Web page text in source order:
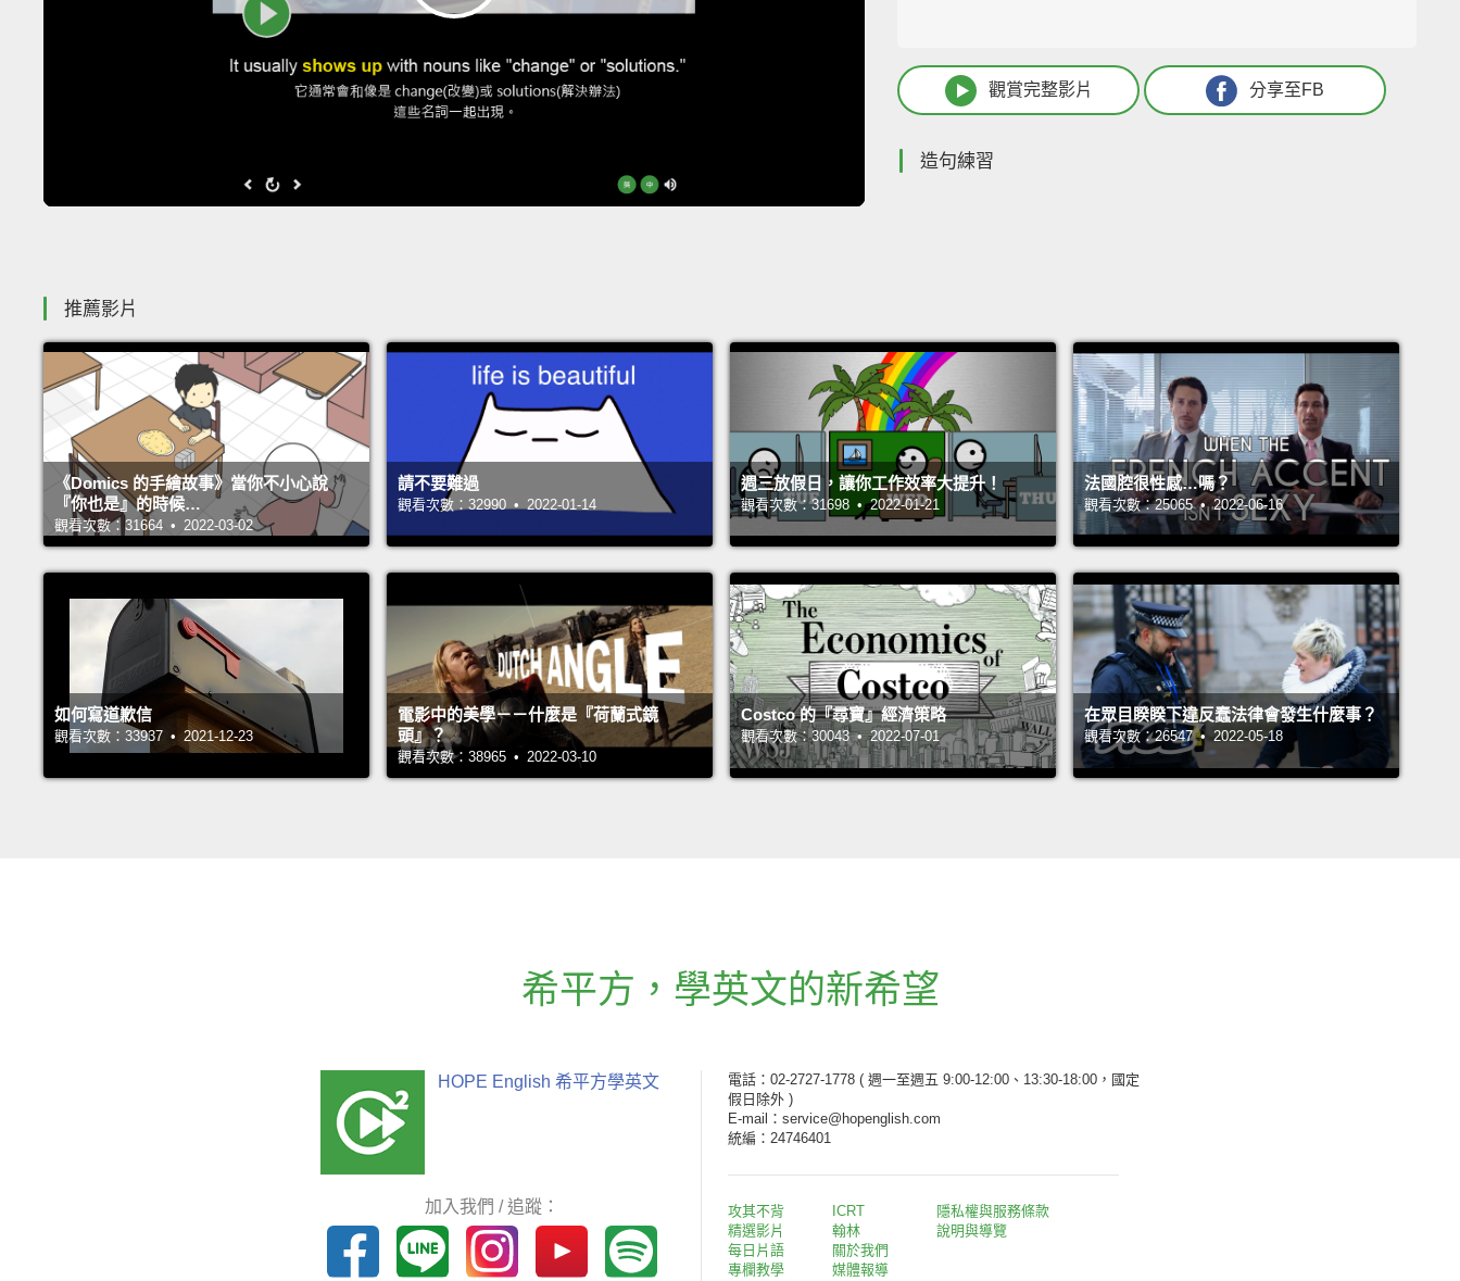
觀賞完整影片 分享至FB
造句練習
推薦影片
《Domics 的手繪故事》當你不小心說
『你也是』的時候…
觀看次數：31664 • 2022-03-02
請不要難過
觀看次數：32990 • 2022-01-14
週三放假日，讓你工作效率大提升！
觀看次數：31698 • 2022-01-21
法國腔很性感…嗎？
觀看次數：25065 • 2022-06-16
如何寫道歉信
觀看次數：33937 • 2021-12-23
電影中的美學－－什麼是『荷蘭式鏡
頭』？
觀看次數：38965 • 2022-03-10
Costco 的『尋寶』經濟策略
觀看次數：30043 • 2022-07-01
在眾目睽睽下違反蠢法律會發生什麼事？
觀看次數：26547 • 2022-05-18
希平方 ， 學英文的新希望
HOPE English 希平方學英文
加入我們 / 追蹤：
電話：02-2727-1778 ( 週一至週五 9:00-12:00、13:30-18:00，國定
假日除外 )
E-mail：service@hopenglish.com
統編：24746401
攻其不背
精選影片
每日片語
專欄教學
ICRT
翰林
關於我們
媒體報導
隱私權與服務條款
說明與導覽